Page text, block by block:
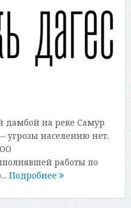
дамбой на реке Самур
угрозы населению нет.
работы по
Подробнее